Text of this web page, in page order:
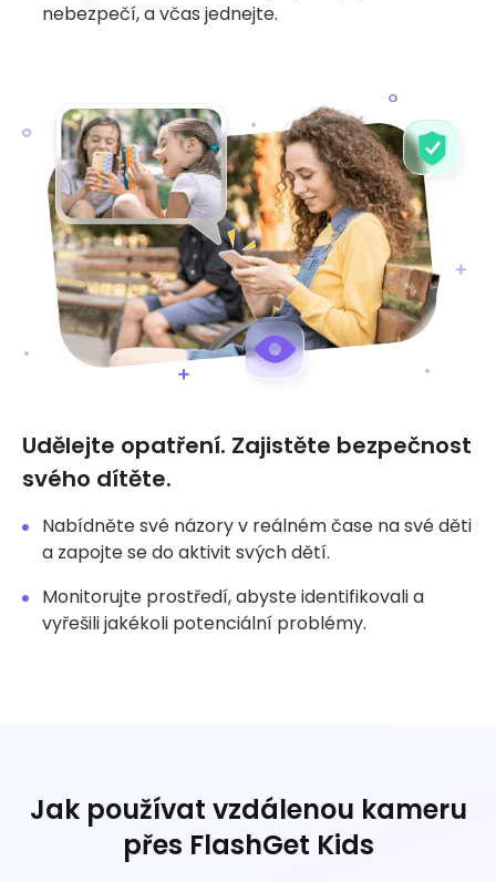
nebezpečí, a včas jednejte.
Udělejte opatření. Zajistěte bezpečnost
svého dítěte.
Nabídněte své názory v reálném čase na své děti
a zapojte se do aktivit svých dětí.
Monitorujte prostředí, abyste identifikovali a
vyřešili jakékoli potenciální problémy.
Jak používat vzdálenou kameru
přes FlashGet Kids